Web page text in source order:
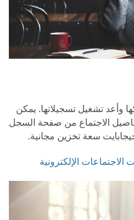
وأعد تشغيل تسجيلاتها. يمكن
الاجتماع من صفحة السجل
الإلكترونية